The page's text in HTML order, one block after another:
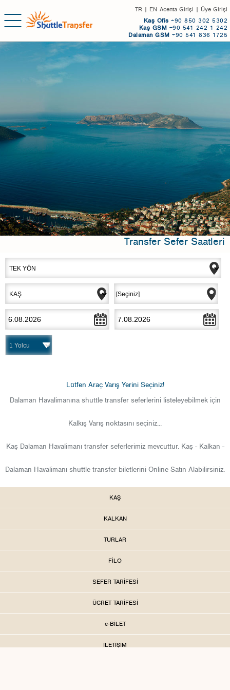
Acenta Girişi | Üye Girişi
TR | EN
Kaş Ofis +90 850 302 5302
Kaş GSM +90 541 242 1 242
Dalaman GSM +90 541 836 1725
Transfer Sefer Saatleri
Lütfen Araç Varış Yerini Seçiniz!
Dalaman Havalimanına shuttle transfer seferlerini listeleyebilmek için
Kalkış Varış noktasını seçiniz...
Kaş Dalaman Havalimanıtransfer seferlerimiz mevcuttur. Kaş - Kalkan -
Dalaman Havalimanı shuttle transfer biletlerini Online Satın Alabilirsiniz.
KAŞ
KALKAN
TURLAR
FİLO
SEFER TARİFESİ
ÜCRET TARİFESİ
e-BİLET
İLETİŞİM